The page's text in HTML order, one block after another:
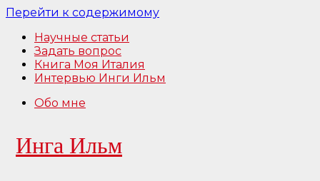
Перейти к содержимому
Научные статьи
Задать вопрос
Книга Моя Италия
Интервью Инги Ильм
Обо мне
Инга Ильм